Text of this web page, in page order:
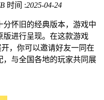
时间 :2025-04-24
怀旧的经典版本，游戏中
版进行呈现。在这款游戏
，你可以邀请好友一同在
与全国各地的玩家共同展